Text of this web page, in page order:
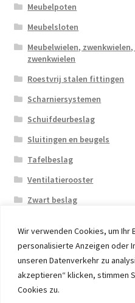
Wir verwenden Cookies, um
personalisierte Anzeigen oder
unseren Datenverkehr zu
akzeptieren“ klicken, stimmen
Cookies zu.
Meubelpoten
Meubelsloten
Meubelwielen,
zwenkwielen
Roestvrij stalen fittingen
Scharniersystemen
Schuifdeurbeslag
Sluitingen en beugels
Tafelbeslag
Ventilatierooster
Zwart beslag
© 2026 Eruon Trade UG,